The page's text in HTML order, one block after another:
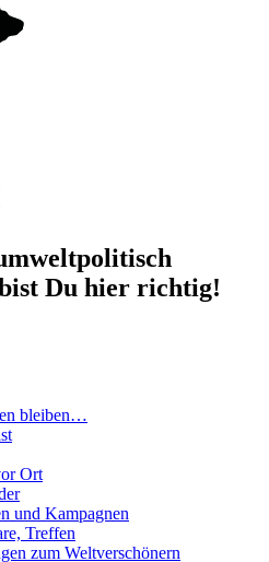
Du hier richtig!
bleiben…
Ort
und Kampagnen
Treffen
zum Weltverschönern